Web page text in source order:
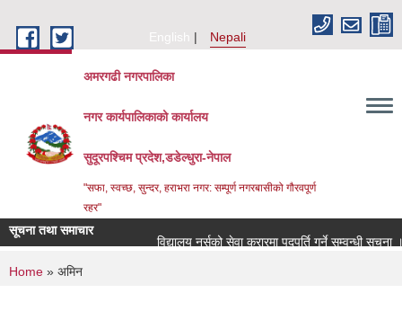
English
Nepali
अमरगढी नगरपालिका
नगर कार्यपालिकाको कार्यालय
सुदूरपश्चिम प्रदेश,डडेल्धुरा-नेपाल
"सफा, स्वच्छ, सुन्दर, हराभरा नगर: सम्पूर्ण नगरबासीको गौरवपूर्ण
रहर"
सूचना तथा समाचार
विद्यालय नर्सको सेवा करारमा पदपूर्ति गर्ने सम्वन्धी सूचना
You are here
Home » अमिन